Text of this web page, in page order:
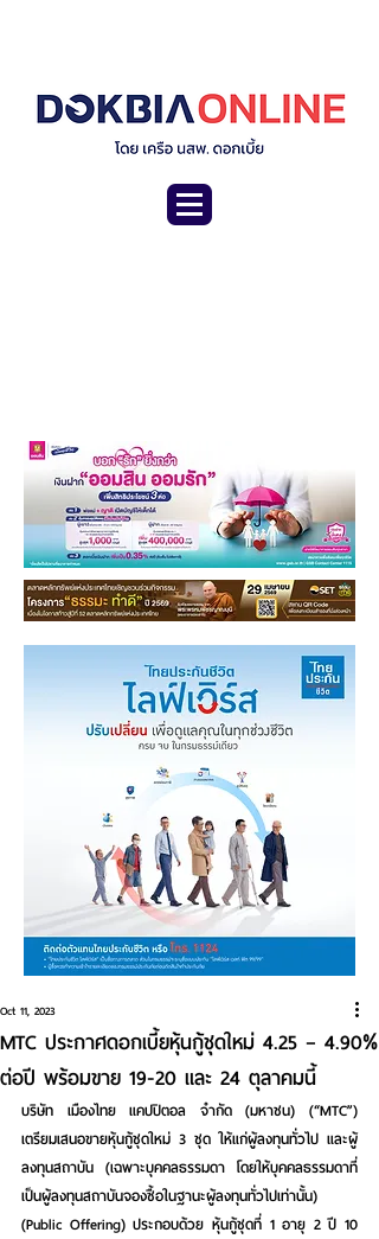
MTC ประกาศดอกเบี้ยหุ้นกู้ชุดใหม่ 4.25 – 4.90%
ต่อปี พร้อมขาย 19-20 และ 24 ตุลาคมนี้
Oct 11, 2023
บริษัท เมืองไทย แคปปิตอล จำกัด (มหาชน) (“MTC”)
เตรียมเสนอขายหุ้นกู้ชุดใหม่ 3 ชุด ให้แก่ผู้ลงทุนทั่วไป และผู้
ลงทุนสถาบัน (เฉพาะบุคคลธรรมดา โดยให้บุคคลธรรมดาที่
เป็นผู้ลงทุนสถาบันจองซื้อในฐานะผู้ลงทุนทั่วไปเท่านั้น)
(Public Offering) ประกอบด้วย หุ้นกู้ชุดที่ 1 อายุ 2 ปี 10